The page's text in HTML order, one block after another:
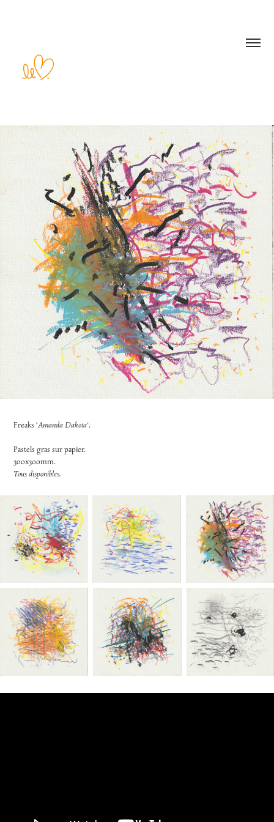
Freaks "Amanda Dakota".
Pastels gras sur papier.
300x300mm.
Tous disponibles.